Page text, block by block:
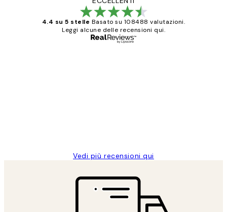
4.4 su 5 stelle Basato su 108488 valutazioni.
Leggi alcune delle recensioni qui.
Vedi più recensioni qui